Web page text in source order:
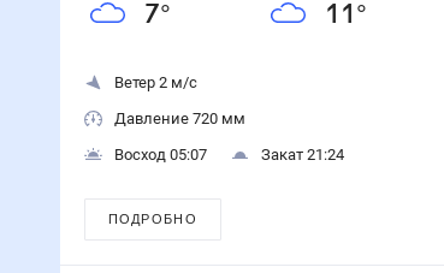
7° 11 °
Ветер 2 м/с
Давление 720 мм
Восход 05:07
Закат 21:24
ПОДРОБНО